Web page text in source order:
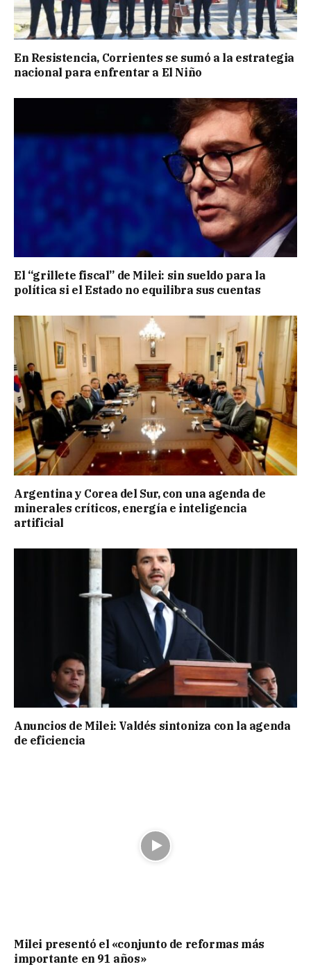
En Resistencia, Corrientes se sumó a la estrategia
nacional para enfrentar a El Niño
El “grillete fiscal” de Milei: sin sueldo para la
política si el Estado no equilibra sus cuentas
Argentina y Corea del Sur, con una agenda de
minerales críticos, energía e inteligencia
artificial
Anuncios de Milei: Valdés sintoniza con la agenda
de eficiencia
Milei presentó el «conjunto de reformas más
importante en 91 años»